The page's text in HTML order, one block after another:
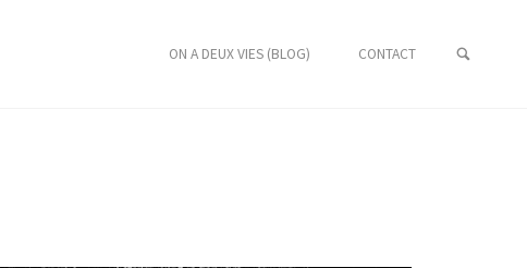
ON A DEUX VIES (BLOG) CONTACT